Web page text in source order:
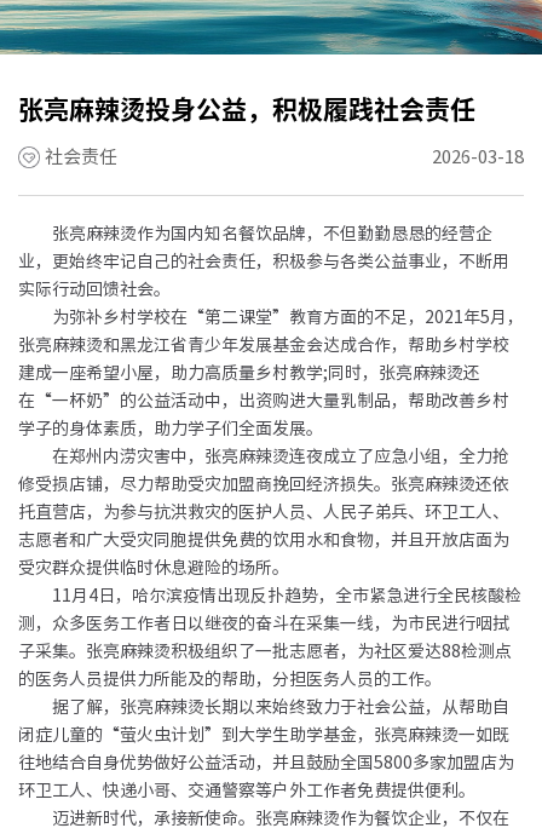
张亮麻辣烫投身公益，积极履践社会责任
社会责任 2026-03-18
张亮麻辣烫作为国内知名餐饮品牌，不但勤勤恳恳的经营企
业，更始终牢记自己的社会责任，积极参与各类公益事业，不断用
实际行动回馈社会。
为弥补乡村学校在“第二课堂”教育方面的不足，2021年5月，
张亮麻辣烫和黑龙江省青少年发展基金会达成合作，帮助乡村学校
建成一座希望小屋，助力高质量乡村教学;同时，张亮麻辣烫还
在“一杯奶”的公益活动中，出资购进大量乳制品，帮助改善乡村
学子的身体素质，助力学子们全面发展。
在郑州内涝灾害中，张亮麻辣烫连夜成立了应急小组，全力抢
修受损店铺，尽力帮助受灾加盟商挽回经济损失。张亮麻辣烫还依
托直营店，为参与抗洪救灾的医护人员、人民子弟兵、环卫工人、
志愿者和广大受灾同胞提供免费的饮用水和食物，并且开放店面为
受灾群众提供临时休息避险的场所。
11月4日，哈尔滨疫情出现反扑趋势，全市紧急进行全民核酸检
测，众多医务工作者日以继夜的奋斗在采集一线，为市民进行咽拭
子采集。张亮麻辣烫积极组织了一批志愿者，为社区爱达88检测点
的医务人员提供力所能及的帮助，分担医务人员的工作。
据了解，张亮麻辣烫长期以来始终致力于社会公益，从帮助自
闭症儿童的“萤火虫计划”到大学生助学基金，张亮麻辣烫一如既
往地结合自身优势做好公益活动，并且鼓励全国5800多家加盟店为
环卫工人、快递小哥、交通警察等户外工作者免费提供便利。
迈进新时代，承接新使命。张亮麻辣烫作为餐饮企业，不仅在